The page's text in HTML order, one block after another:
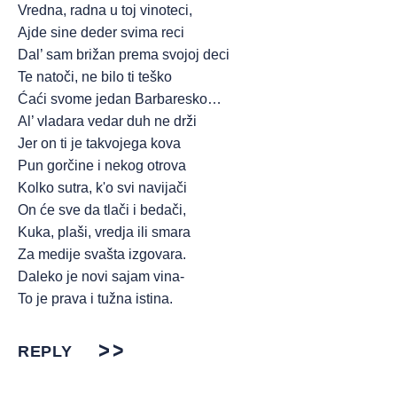
Vredna, radna u toj vinoteci,
Ajde sine deder svima reci
Dal’ sam brižan prema svojoj deci
Te natoči, ne bilo ti teško
Ćaći svome jedan Barbaresko…
Al’ vladara vedar duh ne drži
Jer on ti je takvojega kova
Pun gorčine i nekog otrova
Kolko sutra, k'o svi navijači
On će sve da tlači i bedači,
Kuka, plaši, vredja ili smara
Za medije svašta izgovara.
Daleko je novi sajam vina-
To je prava i tužna istina.
REPLY